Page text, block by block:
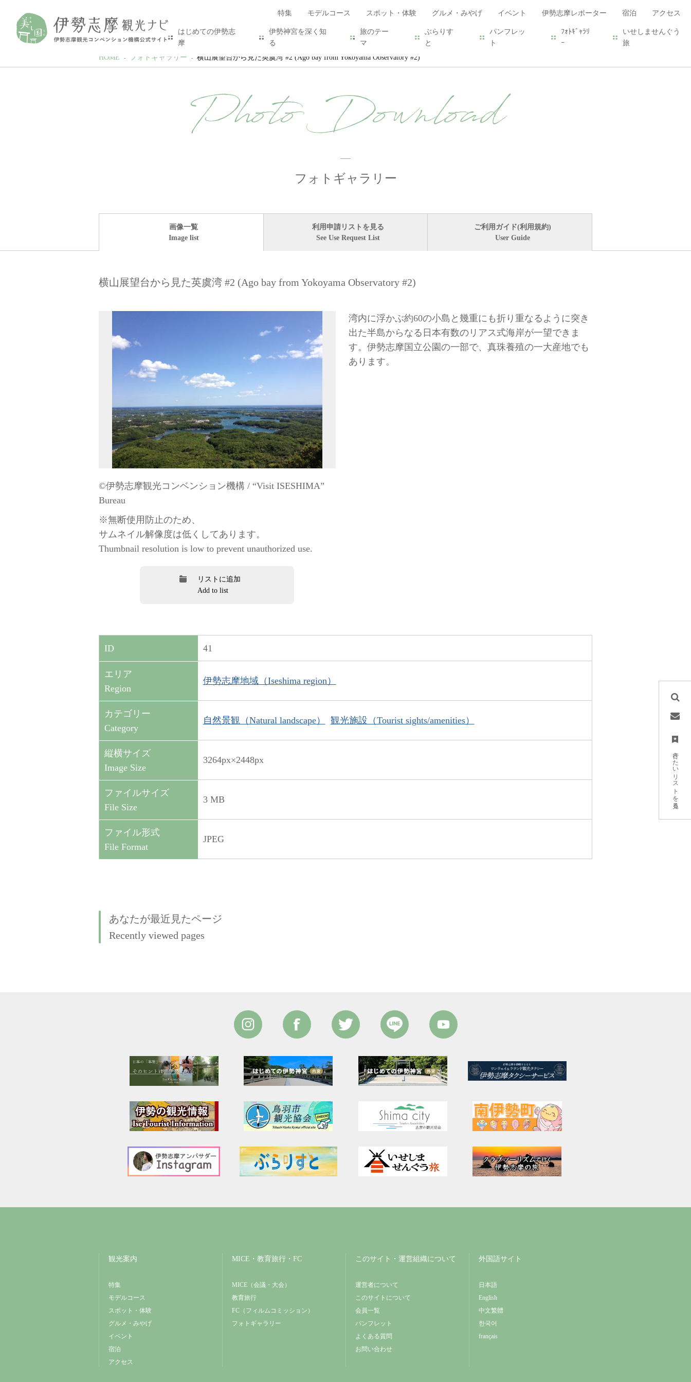
特集 モデルコース スポット・体験 グルメ・みやげ イベント 伊勢志摩レポーター 宿泊 アクセス
はじめての伊勢志
摩
伊勢神宮を深く知
る
旅のテー
マ
ぶらりす
と
パンフレッ
ト
ﾌｫﾄｷﾞｬﾗﾘ
ｰ
いせしませんぐう
旅
行きたいリストを見る
HOME フォトギャラリー 横山展望台から見た英虞湾 #2 (Ago bay from Yokoyama Observatory #2)
Photo Download
フォトギャラリー
画像一覧
Image list
利用申請リストを見る
See Use Request List
ご利用ガイド(利用規約)
User Guide
横山展望台から見た英虞湾 #2 (Ago bay from Yokoyama Observatory #2)
©伊勢志摩観光コンベンション機構 / “Visit ISESHIMA”
Bureau
※無断使用防止のため、
サムネイル解像度は低くしてあります。
Thumbnail resolution is low to prevent unauthorized use.
リストに追加
Add to list
湾内に浮かぶ約60の小島と幾重にも折り重なるように突き
出た半島からなる日本有数のリアス式海岸が一望できま
す。伊勢志摩国立公園の一部で、真珠養殖の一大産地でも
あります。
ID 41
エリア
Region
伊勢志摩地域（Iseshima region）
カテゴリー
Category
自然景観（Natural landscape） 観光施設（Tourist sights/amenities）
縦横サイズ
Image Size
3264px×2448px
ファイルサイズ
File Size
3 MB
ファイル形式
File Format
JPEG
あなたが最近見たページ
Recently viewed pages
観光案内
特集
モデルコース
スポット・体験
グルメ・みやげ
イベント
宿泊
アクセス
MICE・教育旅行・FC
MICE（会議・大会）
教育旅行
FC（フィルムコミッション）
フォトギャラリー
このサイト・運営組織について
運営者について
このサイトについて
会員一覧
パンフレット
よくある質問
お問い合わせ
外国語サイト
日本語
English
中文繁體
한국어
français